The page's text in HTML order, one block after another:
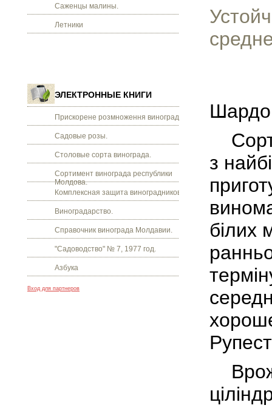
Саженцы малины.
Летники
ЭЛЕКТРОННЫЕ КНИГИ
Прискорене розмноження винограду.
Садовые розы.
Столовые сорта винограда.
Сортимент винограда республики
Молдова.
Комплексная защита виноградников.
Виноградарство.
Справочник винограда Молдавии.
"Садоводство" № 7, 1977 год.
Азбука
Вход для партнеров
Сорт
з
білих